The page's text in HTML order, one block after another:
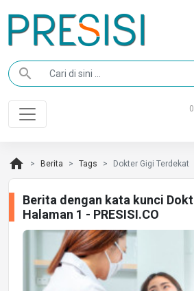
search
home Berita Tags Dokter Gigi Terdekat
Berita dengan kata kunci
Halaman 1 - PRESISI.CO